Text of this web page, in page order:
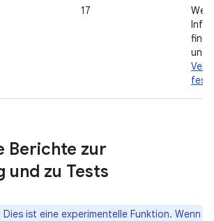
17
Berichte zur
und zu Tests
Dies ist eine experimentelle Funktion. Wenn